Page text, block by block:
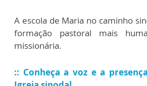
A escola de Maria no caminho
formação pastoral mais
missionária.
:: Conheça a voz e a